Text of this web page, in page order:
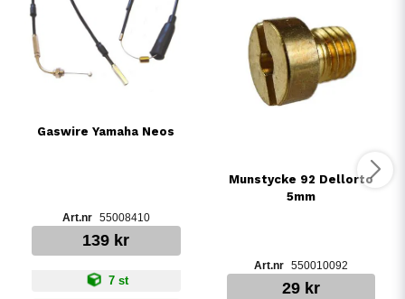
Gaswire Yamaha Neos
55008410
139 kr
7 st
Munstycke 92 Dellorto
5mm
550010092
29 kr